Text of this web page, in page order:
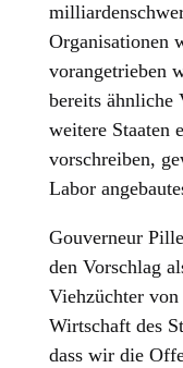
Organisationen
vorangetrieben
bereits ähnliche
weitere Staaten
vorschreiben,
Labor
Gouverneur
den Vorschlag
Viehzüchter
Wirtschaft des
dass wir die